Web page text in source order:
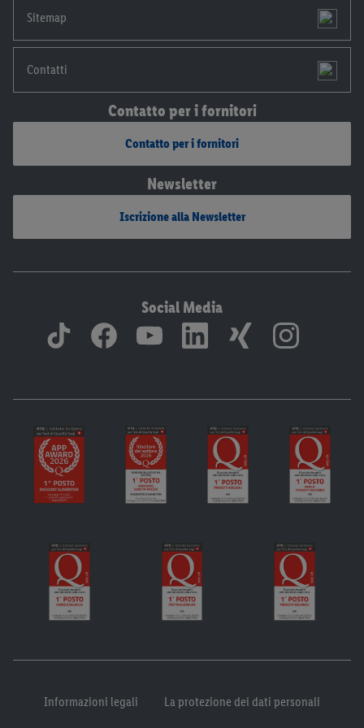
Sitemap
Contatti
Contatto per i fornitori
Contatto per i fornitori
Newsletter
Iscrizione alla Newsletter
Social Media
Informazioni legali
La protezione dei dati personali